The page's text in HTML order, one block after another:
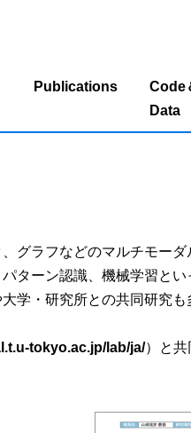
Publications
Code
Data
グラフなどのマルチモー
ターン認識、機械学習と
学・研究所との共同研究
tokyo.ac.jp/lab/ja/）と共